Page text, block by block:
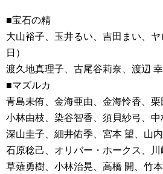
■宝石の精
大山裕子、玉井るい、吉田まい、
日）
渡久地真理子、古尾谷莉奈、渡辺
■マズルカ
青島未侑、金海亜由、金海怜香、栗
小林由枝、染谷智香、須貝紗弓、中
深山圭子、細井佑季、宮本 望、山
石原稔己、オリバー・ホークス、川
草薙勇樹、小林治晃、高橋 開、竹